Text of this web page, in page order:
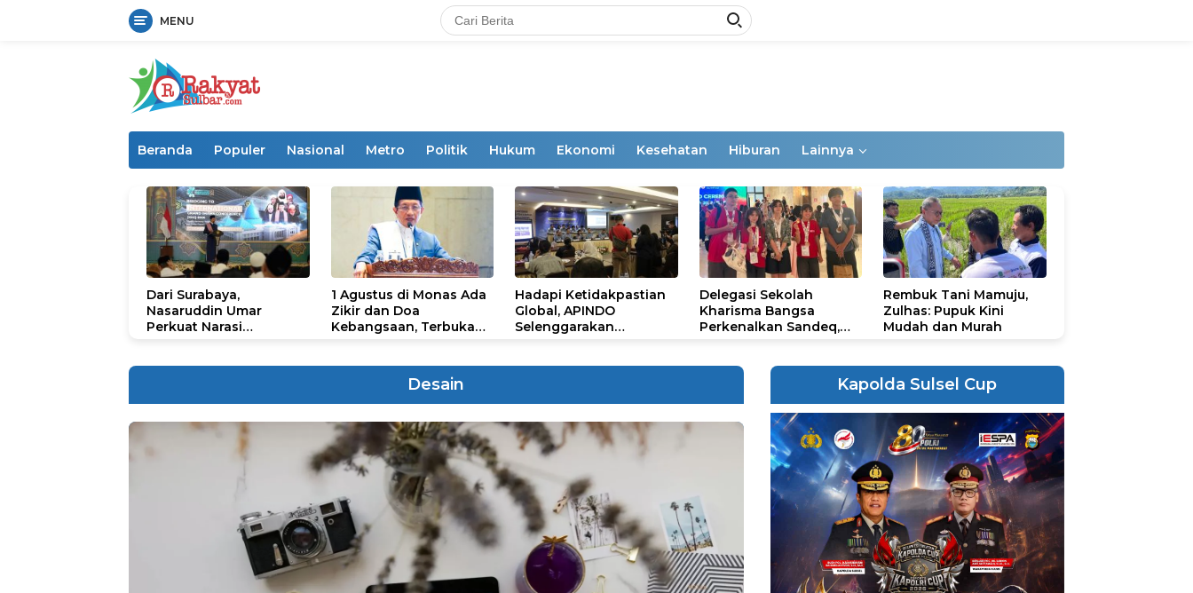
MENU
Beranda Populer Nasional Metro Politik Hukum Ekonomi Kesehatan Hiburan Lainnya
Dari Surabaya,
Nasaruddin Umar
Perkuat Narasi
1 Agustus di Monas Ada
Zikir dan Doa
Kebangsaan, Terbuka
Hadapi Ketidakpastian
Global, APINDO
Selenggarakan
Delegasi Sekolah
Kharisma Bangsa
Perkenalkan Sandeq,
STEAM Olympiad 2026
Rembuk Tani Mamuju,
Zulhas: Pupuk Kini
Mudah dan Murah
Desain Kapolda Sulsel Cup